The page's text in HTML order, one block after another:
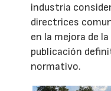
industria
directrices
en la mejora de
publicación
normativo.